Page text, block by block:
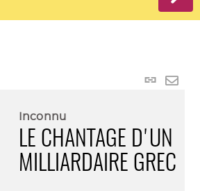
Lien
mail
Inconnu
LE CHANTAGE D'UN
MILLIARDAIRE GREC